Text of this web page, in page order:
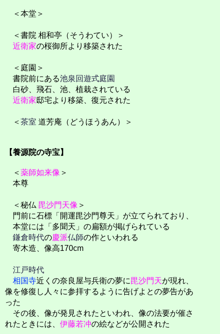
＜本堂＞
＜書院 相和亭（そうわてい）＞
近衛家の桜御所より移築された
＜庭園＞
書院前にある池泉回遊式庭園
白砂、飛石、池、植栽されている
近衛家邸宅より移築、復元された
＜ 茶室 道芳庵（どうほうあん）＞
【養源院の寺宝】
＜ 薬師如来像 ＞
本尊
＜秘仏 毘沙門天像 ＞
門前に石標「開運毘沙門尊天」が立てられており、
本堂には「多聞天」の扁額が掲げられている
鎌倉時代の慶派仏師の作といわれる
寄木造、像高170cm
江戸時代
相国寺近くの奈良屋与兵衛の夢に毘沙門天が現れ、
像を修復し人々に参拝するように告げよとの夢告があ
った
その後、像が発見されたといわれ、像の法要が催さ
れたときには、 伊藤若冲の絵などが公開された